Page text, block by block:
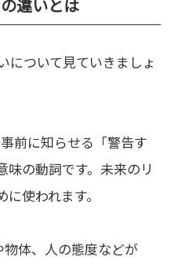
違いとは
について見ていきましょ
前に知らせる「警告す
味の動詞です。未来のリ
使われます。
物体、人の態度などが